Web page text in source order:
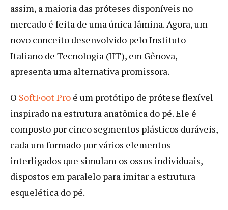
assim, a maioria das próteses disponíveis no
mercado é feita de uma única lâmina. Agora, um
novo conceito desenvolvido pelo Instituto
Italiano de Tecnologia (IIT), em Gênova,
apresenta uma alternativa promissora.
O SoftFoot Pro é um protótipo de prótese flexível
inspirado na estrutura anatômica do pé. Ele é
composto por cinco segmentos plásticos duráveis,
cada um formado por vários elementos
interligados que simulam os ossos individuais,
dispostos em paralelo para imitar a estrutura
esquelética do pé.